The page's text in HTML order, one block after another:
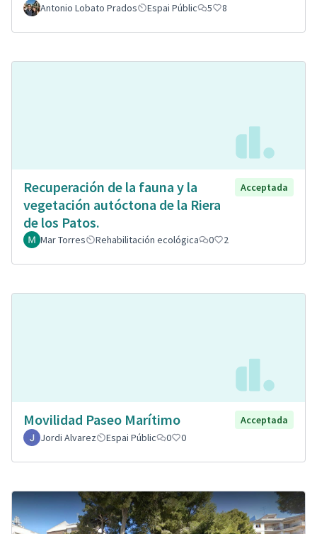
Antonio Lobato Prados Espai Públic 5 8
Recuperación de la fauna y la
vegetación autóctona de la Riera
de los Patos.
Acceptada
Mar Torres Rehabilitación ecológica 0 2
Movilidad Paseo Marítimo
Acceptada
Jordi Alvarez
Espai Públic 0 0